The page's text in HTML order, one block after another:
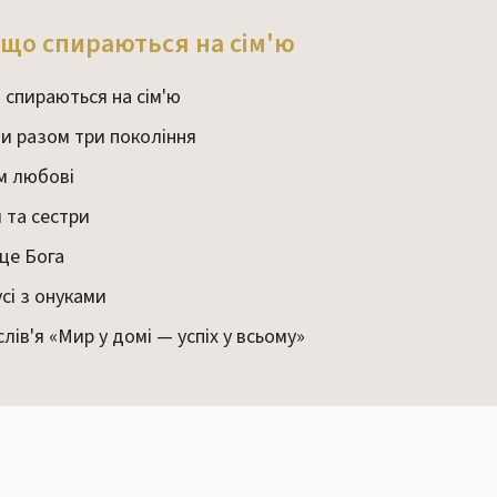
спираються на сім'ю
на сім'ю
разом три покоління
любові
сестри
Бога
з онуками
«Мир у домі — успіх у всьому»